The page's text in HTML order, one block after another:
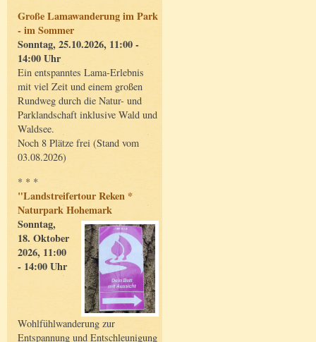
Große Lamawanderung im Park
- im Sommer
Sonntag, 25.10.2026, 11:00 -
14:00 Uhr
Ein entspanntes Lama-Erlebnis
mit viel Zeit und einem großen
Rundweg durch die Natur- und
Parklandschaft inklusive Wald und
Waldsee.
Noch 8 Plätze frei (Stand vom
03.08.2026)
* * *
"Landstreifertour Reken *
Naturpark Hohemark
Sonntag,
18. Oktober
2026, 11:00
- 14:00 Uhr
Wohlfühlwanderung zur
Entspannung und Entschleunigung